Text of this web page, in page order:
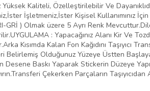
Kaliteli, Özelleştirilebilir Ve
İşletmeniz,İster Kişisel Kullanımınız
GRİ ) Olmak üzere 5 Ayrı Renk
: Yapacağınız Alanı Kir Ve
Kısımda Kalan Fon Kağıdını Taşıyıcı
Belirlemiş Olduğunuz Yüzeye Üstten
Desene Baskı Yaparak Stickerin Düzeye
Çekerken Parçaların